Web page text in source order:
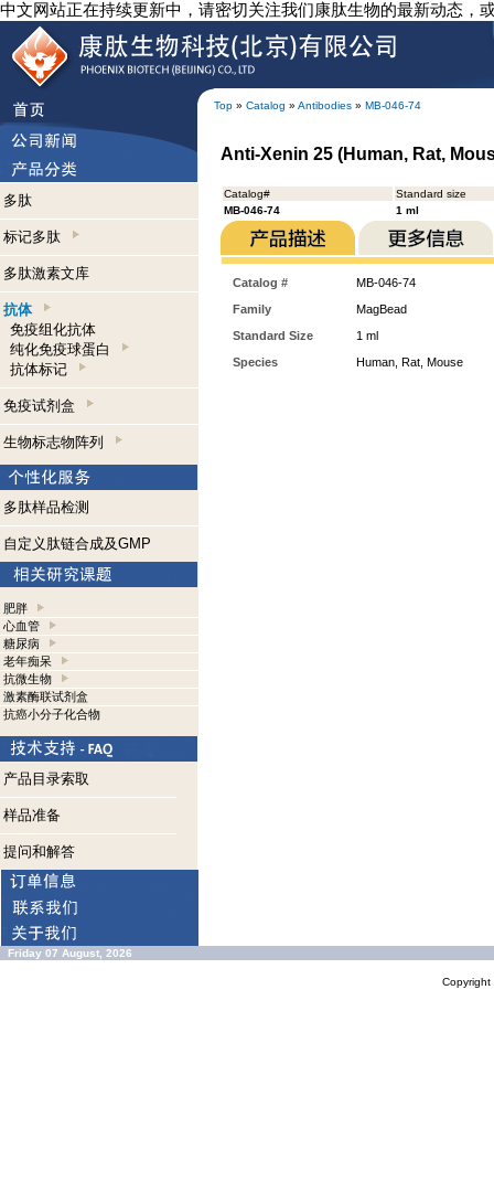
中文网站正在持续更新中，请密切关注我们康肽生物的最新动态，
Top » Catalog » Antibodies » MB-046-74
多肽
标记多肽
多肽激素文库
抗体
免疫组化抗体
纯化免疫球蛋白
抗体标记
免疫试剂盒
生物标志物阵列
多肽样品检测
自定义肽链合成及GMP
肥胖
心血管
糖尿病
老年痴呆
抗微生物
激素酶联试剂盒
抗癌小分子化合物
产品目录索取
样品准备
提问和解答
Anti-Xenin 25 (Human, Rat,
Catalog#
Standard size
MB-046-74
1 ml
Catalog #
MB-046-74
Family
MagBead
Standard Size
1 ml
Species
Human, Rat, Mouse
Friday 07 August, 2026